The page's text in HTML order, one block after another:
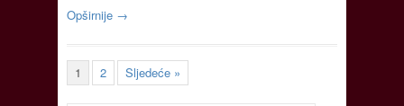
Opširnije →
1 2 Sljedeće »